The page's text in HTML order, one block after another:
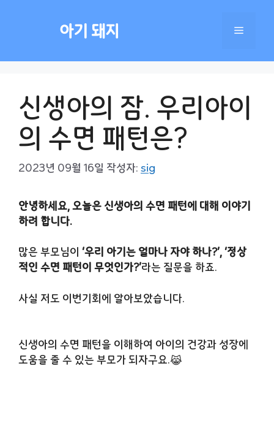
아기 돼지 메
신생아의 잠. 우리아이
의 수면 패턴은?
2023년 09월 16일 작성자: sig
안녕하세요, 오늘은 신생아의 수면 패턴에 대해 이야기
하려 합니다.
많은 부모님이 ‘우리 아기는 얼마나 자야 하나?’, ‘정상
적인 수면 패턴이 무엇인가?’라는 질문을 하죠.
사실 저도 이번기회에 알아보았습니다.
신생아의 수면 패턴을 이해하여 아이의 건강과 성장에
도움을 줄 수 있는 부모가 되자구요.😹